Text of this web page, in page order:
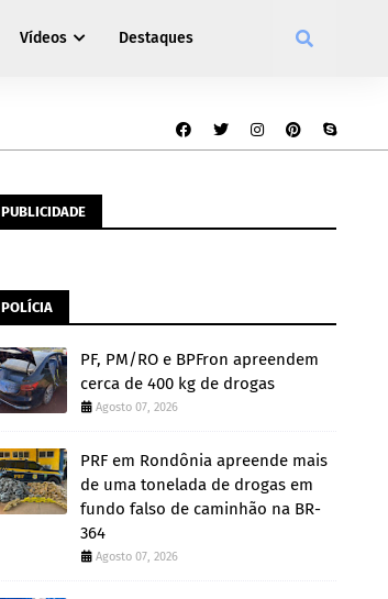
Vídeos Destaques
PUBLICIDADE
POLÍCIA
PF, PM/RO e BPFron apreendem
cerca de 400 kg de drogas
Agosto 07, 2026
PRF em Rondônia apreende mais
de uma tonelada de drogas em
fundo falso de caminhão na BR-
364
Agosto 07, 2026